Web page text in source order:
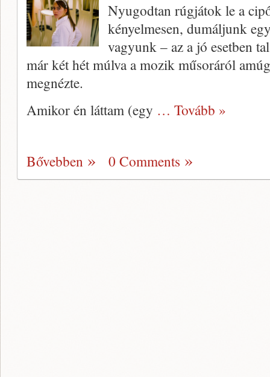
Nyugodtan rúgjátok le a
kényelmesen, dumáljunk
vagyunk – az a jó esetben
már két hét múlva a mozik műsoráról
megnézte.
Amikor én láttam (egy … Tovább »
Bővebben 0 Comments